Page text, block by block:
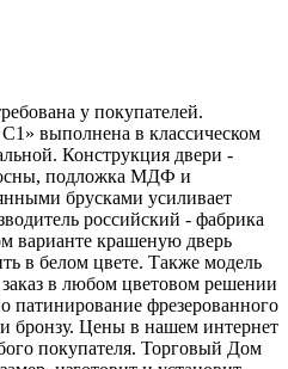
у покупателей.
выполнена в классическом
Конструкция двери -
подложка МДФ и
брусками усиливает
российский - фабрика
варианте крашеную дверь
в белом цвете. Также модель
в любом цветовом решении
патинирование фрезерованного
бронзу. Цены в нашем интернет
покупателя. Торговый Дом